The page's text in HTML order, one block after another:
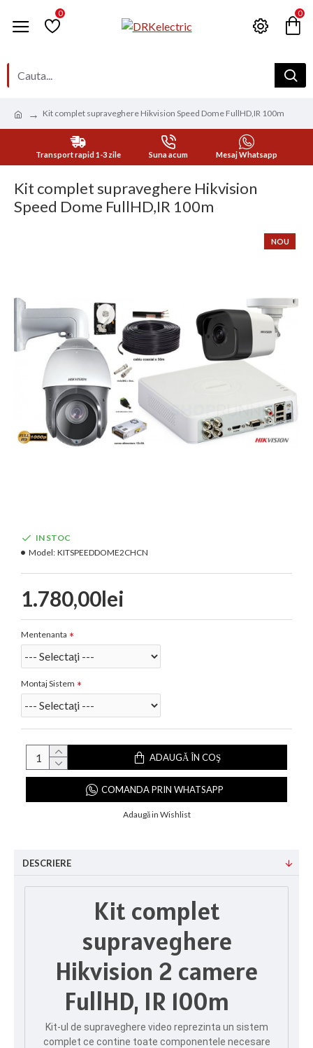
0 0
Kit complet supraveghere Hikvision Speed Dome FullHD,IR 100m
Transport rapid 1-3 zile Suna acum Mesaj Whatsapp
Kit complet supraveghere Hikvision
Speed Dome FullHD,IR 100m
NOU
1.780,00lei
IN STOC
Model: KITSPEEDDOME2CHCN
Mentenanta
Montaj Sistem
ADAUGĂ ÎN COŞ
COMANDA PRIN WHATSAPP
Adaugă in Wishlist
DESCRIERE
Kit complet
supraveghere
Hikvision 2 camere
FullHD, IR 100m
Kit-ul de supraveghere video reprezinta un sistem
complet ce contine toate componentele necesare